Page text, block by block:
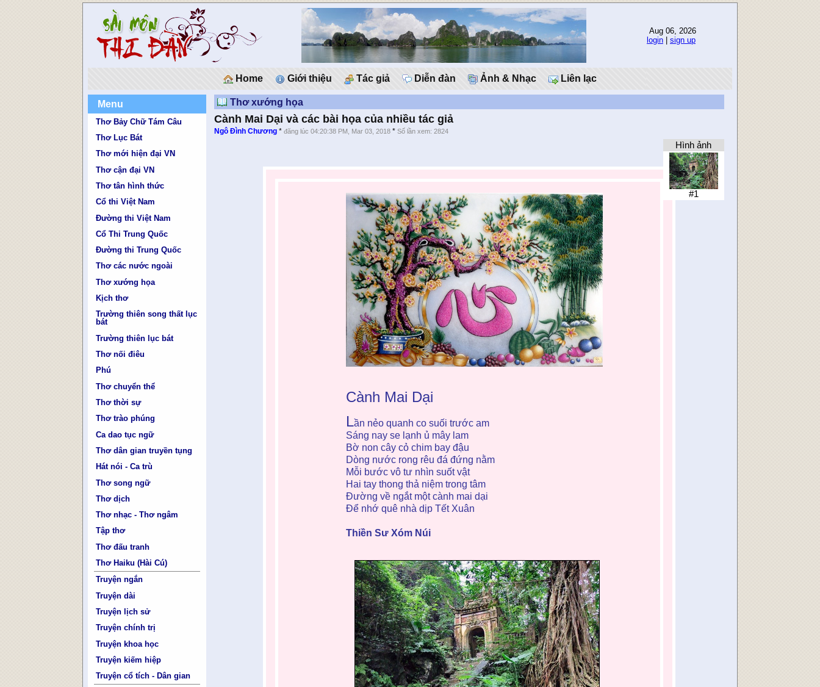
Aug 06, 2026
login
sign up
Home Giới thiệu Tác giả Diễn đàn Ảnh & Nhạc Liên lạc
Menu
Thơ Bảy Chữ Tám Câu
Thơ Lục Bát
Thơ mới hiện đại VN
Thơ cận đại VN
Thơ tân hình thức
Cổ thi Việt Nam
Đường thi Việt Nam
Cổ Thi Trung Quốc
Đường thi Trung Quốc
Thơ các nước ngoài
Thơ xướng họa
Kịch thơ
Trường thiên song thất lục
bát
Trường thiên lục bát
Thơ nối điêu
Phú
Thơ chuyển thể
Thơ thời sự
Thơ trào phúng
Ca dao tục ngữ
Thơ dân gian truyền tụng
Hát nói - Ca trù
Thơ song ngữ
Thơ dịch
Thơ nhạc - Thơ ngâm
Tập thơ
Thơ đấu tranh
Thơ Haiku (Hài Cú)
Truyện ngắn
Truyện dài
Truyện lịch sử
Truyện chính trị
Truyện khoa học
Truyện kiếm hiệp
Truyện cổ tích - Dân gian
Thơ xướng họa
Cành Mai Dại và các bài họa của nhiều tác giả
Ngô Ðình Chương *đăng lúc 04:20:38 PM, Mar 03, 2018 *Số lần xem: 2824
Hình ảnh
#1
Cành Mai Dại
Lần nẻo quanh co suối trước am
Sáng nay se lạnh ủ mây lam
Bờ non cây cỏ chim bay đậu
Dòng nước rong rêu đá đứng nằm
Mỗi bước vô tư nhìn suốt vật
Hai tay thong thả niệm trong tâm
Đường về ngắt một cành mai dại
Để nhớ quê nhà dịp Tết Xuân
Thiền Sư Xóm Núi